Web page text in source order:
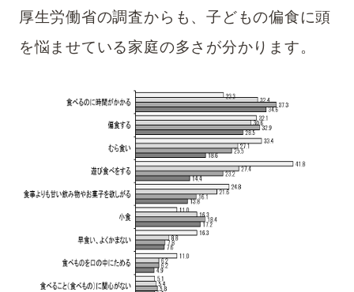
厚生労働省の調査からも、子どもの偏食に頭
を悩ませている家庭の多さが分かります。